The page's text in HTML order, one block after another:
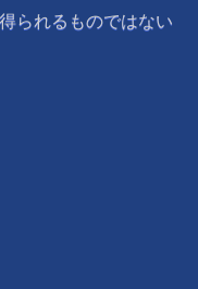
られるものではない